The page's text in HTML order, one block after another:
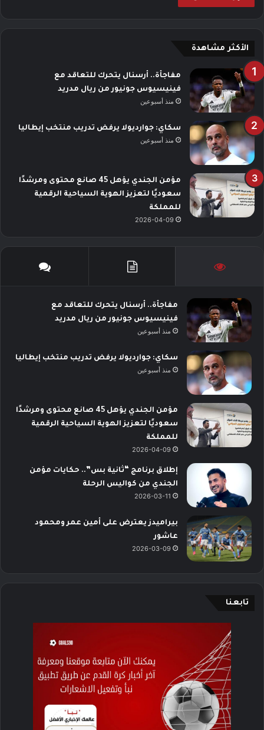
الأكثر مشاهدة
مفاجأة.. أرسنال يتحرك للتعاقد مع
فينيسيوس جونيور من ريال مدريد
منذ أسبوعين
سكاي: جوارديولا يرفض تدريب منتخب إيطاليا
منذ أسبوعين
مؤمن الجندي يؤهل 45 صانع محتوى ومرشدًا
سعوديًا لتعزيز الهوية السياحية الرقمية
للمملكة
2026-04-09
مفاجأة.. أرسنال يتحرك للتعاقد مع
فينيسيوس جونيور من ريال مدريد
منذ أسبوعين
سكاي: جوارديولا يرفض تدريب منتخب إيطاليا
منذ أسبوعين
مؤمن الجندي يؤهل 45 صانع محتوى ومرشدًا
سعوديًا لتعزيز الهوية السياحية الرقمية
للمملكة
2026-04-09
إطلاق برنامج “ثانية بس”.. حكايات مؤمن
الجندي من كواليس الرحلة
2026-03-11
بيراميدز يعترض على أمين عمر ومحمود
عاشور
2026-03-09
تابعنا